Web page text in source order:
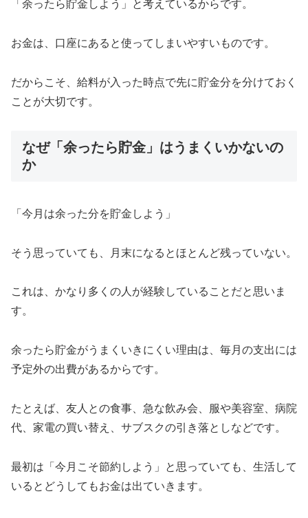
「余ったら貯金しよう」と考えているからです。
お金は、口座にあると使ってしまいやすいものです。
だからこそ、給料が入った時点で先に貯金分を分けておく
ことが大切です。
なぜ「余ったら貯金」はうまくいかないの
か
「今月は余った分を貯金しよう」
そう思っていても、月末になるとほとんど残っていない。
これは、かなり多くの人が経験していることだと思いま
す。
余ったら貯金がうまくいきにくい理由は、毎月の支出には
予定外の出費があるからです。
たとえば、友人との食事、急な飲み会、服や美容室、病院
代、家電の買い替え、サブスクの引き落としなどです。
最初は「今月こそ節約しよう」と思っていても、生活して
いるとどうしてもお金は出ていきます。